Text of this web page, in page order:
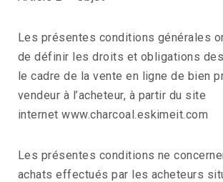
Les présentes conditions générales
de définir les droits et obligations
le cadre de la vente en ligne de bien
vendeur à l’acheteur, à partir du site
internet www.charcoal.eskimeit.com
Les présentes conditions ne
achats effectués par les acheteurs